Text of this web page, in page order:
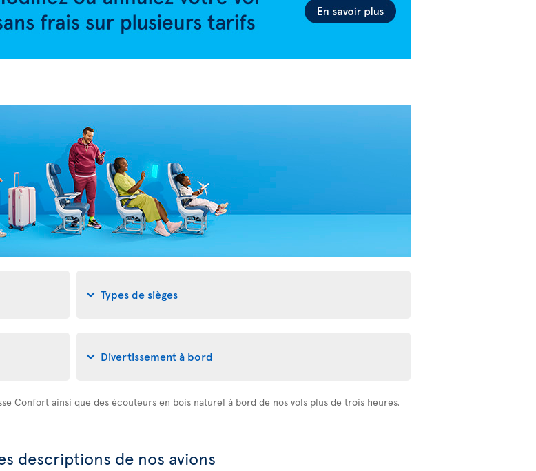
Types de sièges
Divertissement à bord
Confort ainsi que des écouteurs en bois naturel à bord de nos vols plus de trois heures.
descriptions de nos avions